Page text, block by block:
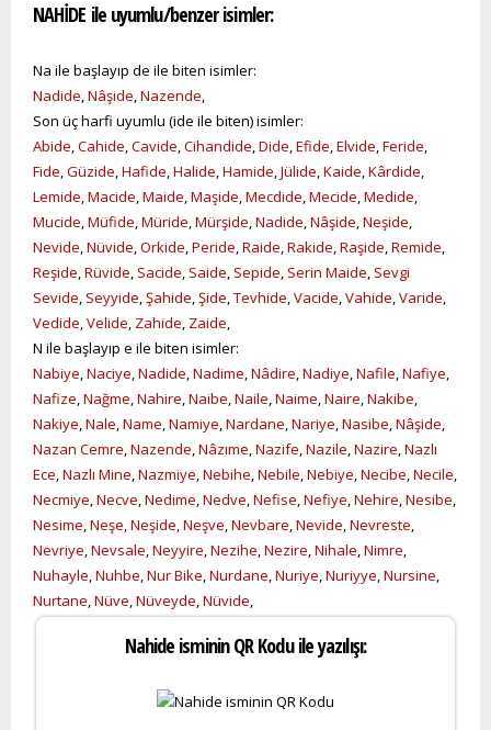
NAHİDE ile uyumlu/benzer isimler:
Na ile başlayıp de ile biten isimler:
Nadide,Nâşide,Nazende,
Son üç harfi uyumlu (ide ile biten) isimler:
Abide,Cahide,Cavide,Cihandide,Dide,Efide,Elvide,Feride,
Fide,Güzide,Hafide,Halide,Hamide,Jülide,Kaide,Kârdide,
Lemide,Macide,Maide,Maşide,Mecdide,Mecide,Medide,
Mucide,Müfide,Müride,Mürşide,Nadide,Nâşide,Neşide,
Nevide,Nüvide,Orkide,Peride,Raide,Rakide,Raşide,Remide,
Reşide,Rüvide, Sacide, Saide, Sepide, Serin Maide, Sevgi
Sevide, Seyyide,Şahide,Şide,Tevhide,Vacide,Vahide,Varide,
Vedide,Velide, Zahide, Zaide,
N ile başlayıp e ile biten isimler:
Nabiye,Naciye,Nadide,Nadime,Nâdire,Nadiye,Nafile,Nafiye,
Nafize,Nağme,Nahire,Naibe,Naile,Naime,Naire,Nakibe,
Nakiye,Nale,Name,Namiye,Nardane,Nariye,Nasibe,Nâşide,
Nazan Cemre,Nazende,Nâzıme,Nazife,Nazile,Nazire,Nazlı
Ece,Nazlı Mine,Nazmiye,Nebihe,Nebile,Nebiye,Necibe,Necile,
Necmiye,Necve,Nedime,Nedve,Nefise,Nefiye,Nehire,Nesibe,
Nesime,Neşe,Neşide,Neşve,Nevbare,Nevide,Nevreste,
Nevriye,Nevsale,Neyyire,Nezihe,Nezire,Nihale,Nimre,
Nuhayle,Nuhbe,Nur Bike,Nurdane,Nuriye,Nuriyye,Nursine,
Nurtane,Nüve,Nüveyde,Nüvide,
Nahide isminin QR Kodu ile yazılışı: